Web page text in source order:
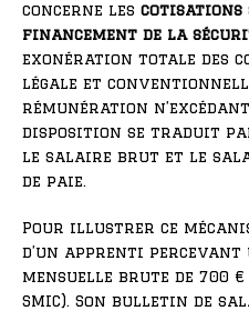
concerne les
financement de la
exonération totale des
légale et
rémunération n’excédant
disposition se traduit
le salaire brut et le
de paie.
Pour illustrer ce
d’un apprenti
mensuelle brute de 700
SMIC). Son bulletin de